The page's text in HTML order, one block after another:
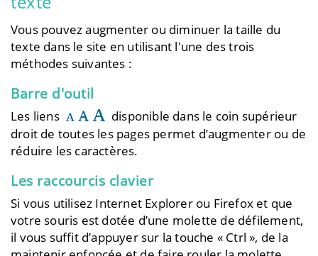
Vous pouvez augmenter ou diminuer la taille du
texte dans le site en utilisant l'une des trois
méthodes suivantes :
Barre d'outil
Les liens
disponible dans le coin supérieur
droit de toutes les pages permet d’augmenter ou de
réduire les caractères.
Les raccourcis clavier
Si vous utilisez Internet Explorer ou Firefox et que
votre souris est dotée d’une molette de défilement,
il vous suffit d’appuyer sur la touche « Ctrl », de la